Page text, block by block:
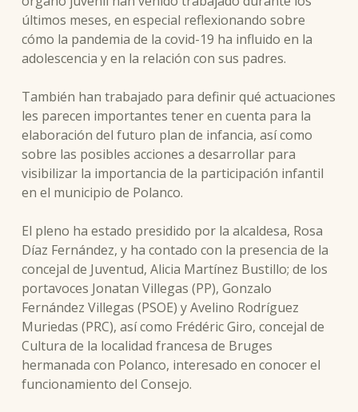
últimos meses, en especial reflexionando sobre
cómo la pandemia de la covid-19 ha influido en la
adolescencia y en la relación con sus padres.
También han trabajado para definir qué actuaciones
les parecen importantes tener en cuenta para la
elaboración del futuro plan de infancia, así como
sobre las posibles acciones a desarrollar para
visibilizar la importancia de la participación infantil
en el municipio de Polanco.
El pleno ha estado presidido por la alcaldesa, Rosa
Díaz Fernández, y ha contado con la presencia de la
concejal de Juventud, Alicia Martínez Bustillo; de los
portavoces Jonatan Villegas (PP), Gonzalo
Fernández Villegas (PSOE) y Avelino Rodríguez
Muriedas (PRC), así como Frédéric Giro, concejal de
Cultura de la localidad francesa de Bruges
hermanada con Polanco, interesado en conocer el
funcionamiento del Consejo.